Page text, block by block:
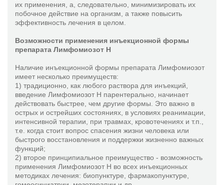
их применения, а, следовательно, минимизировать их
побочное действие на организм, а также повысить
эффективность лечения в целом.
Возможности применения инъекционной формы
препарата Лимфомиозот Н
Наличие инъекционной формы препарата Лимфомиозот
имеет несколько преимуществ:
1) традиционно, как любого раствора для инъекций,
введение Лимфомиозот Н парентерально, начинает
действовать быстрее, чем другие формы. Это важно в
острых и острейших состояниях, в условиях реанимации,
интенсивной терапии, при травмах, кровотечениях и т.п.,
т.е. когда стоит вопрос спасения жизни человека или
быстрого восстановления и поддержки жизненно важных
функций;
2) второе принципиальное преимущество - возможность
применения Лимфомиозот Н во всех инъекционных
методиках лечения: биопунктуре, фармакопунктуре,